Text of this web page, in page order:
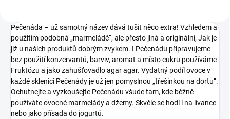
Pečenáda – už samotný název dává tušit něco extra! Vzhledem a
použitím podobná „marmeládě“, ale přesto jiná a originální, Jak je
již u našich produktů dobrým zvykem. I Pečenádu připravujeme
bez použití konzervantů, barviv, aromat a místo cukru používáme
Fruktózu a jako zahušťovadlo agar agar. Vydatný podíl ovoce v
každé sklenici Pečenády je už jen pomyslnou „třešinkou na dortu“.
Ochutnejte a vyzkoušejte Pečenádu všude tam, kde běžně
používáte ovocné marmelády a džemy. Skvěle se hodí i na lívance
nebo jako přísada do jogurtů.